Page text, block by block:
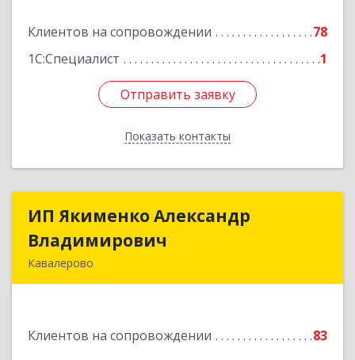
Клиентов на сопровождении
78
1С:Специалист
1
Отправить заявку
Показать контакты
Подробнее
Отправить заявку
Назад
ИП Якименко Александр
Владимирович
Кавалерово
Клиентов на сопровождении 83
ИП Якименко Александр
Подробнее